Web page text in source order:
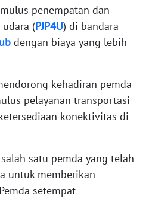
penempatan dan
(PJP4U) di bandara
dengan biaya yang lebih
kehadiran pemda
pelayanan transportasi
konektivitas di
satu pemda yang telah
untuk memberikan
setempat